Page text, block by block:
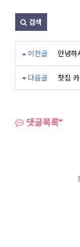
검색
이전글 안녕하
다음글 찻집
댓글목록